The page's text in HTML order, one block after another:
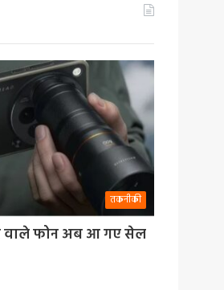
तकनीकी
वाले फोन अब आ गए सेल